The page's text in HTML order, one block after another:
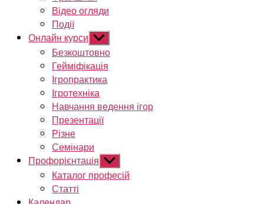
Відео огляди
Події
Онлайн курси Показати
підменю
Безкоштовно
Гейміфікація
Ігропрактика
Ігротехніка
Навчання ведення ігор
Презентації
Різне
Семінари
Профорієнтація Показати
підменю
Каталог професій
Статті